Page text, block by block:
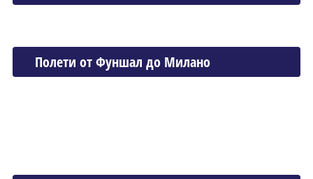
Полети от Фуншал до Миланo